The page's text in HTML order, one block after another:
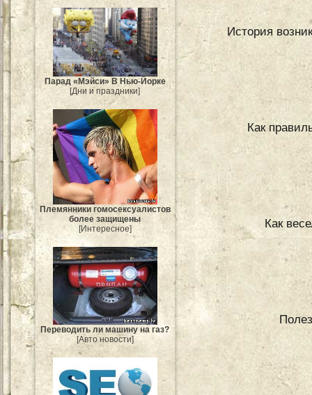
Парад «Мэйси» В Нью-Йорке
[Дни и праздники]
Племянники гомосексуалистов
более защищены
[Интересное]
Переводить ли машину на газ?
[Авто новости]
История
Как
Как